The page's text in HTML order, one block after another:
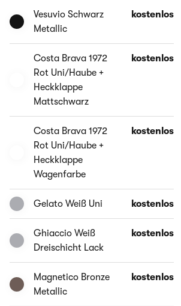
Vesuvio Schwarz
Metallic
kostenlos
Costa Brava 1972
Rot Uni/Haube +
Heckklappe
Mattschwarz
kostenlos
Costa Brava 1972
Rot Uni/Haube +
Heckklappe
Wagenfarbe
kostenlos
Gelato Weiß Uni kostenlos
Ghiaccio Weiß
Dreischicht Lack
kostenlos
Magnetico Bronze
Metallic
kostenlos